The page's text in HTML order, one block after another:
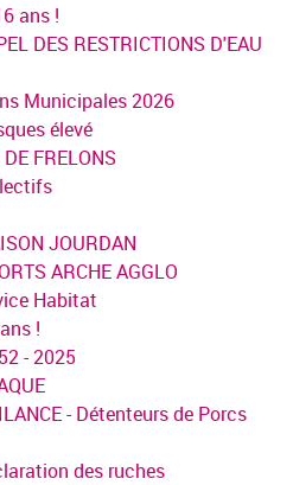
ans !
DES RESTRICTIONS D'EAU
Municipales 2026
élevé
FRELONS
JOURDAN
ARCHE AGGLO
Habitat
!
- 2025
- Détenteurs de Porcs
des ruches